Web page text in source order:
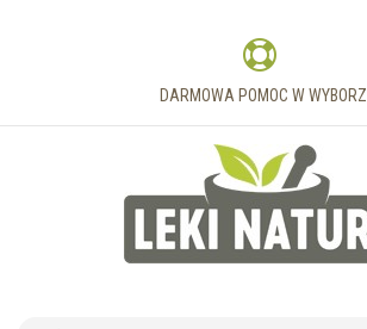
DARMOWA POMOC W